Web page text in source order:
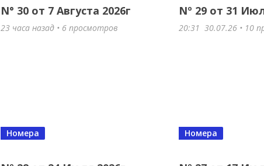
N° 30 от 7 Августа 2026г
23 часа назад • 6 просмотров
Nº 29 от 31
20:31 30.07.26 • 10
Номера Номера